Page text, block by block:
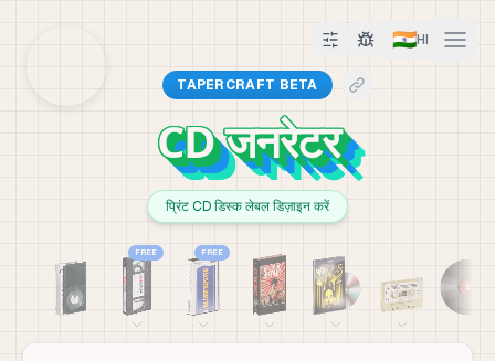
🇮🇳HI
TAPERCRAFT BETA
CD जनरेटर
प्रिंट CD डिस्क लेबल डिज़ाइन करें
FREE FREE